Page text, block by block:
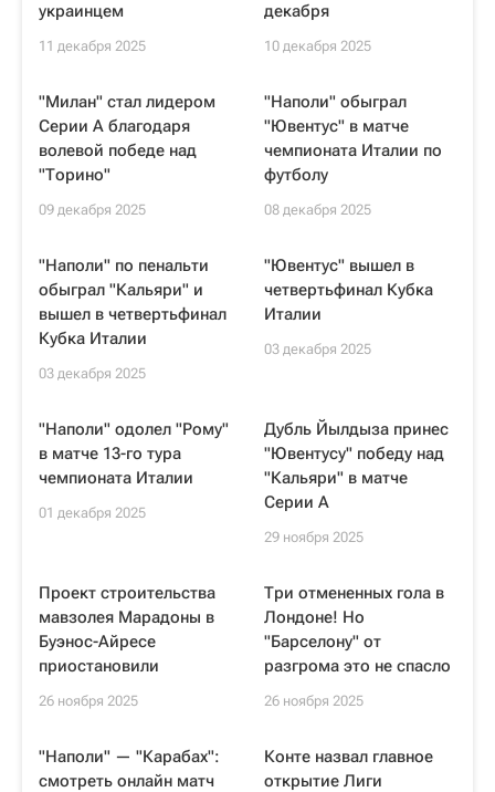
украинцем
11 декабря 2025
декабря
10 декабря 2025
"Милан" стал лидером
Серии А благодаря
волевой победе над
"Торино"
09 декабря 2025
"Наполи" обыграл
"Ювентус" в матче
чемпионата Италии по
футболу
08 декабря 2025
"Наполи" по пенальти
обыграл "Кальяри" и
вышел в четвертьфинал
Кубка Италии
03 декабря 2025
"Ювентус" вышел в
четвертьфинал Кубка
Италии
03 декабря 2025
"Наполи" одолел "Рому"
в матче 13-го тура
чемпионата Италии
01 декабря 2025
Дубль Йылдыза принес
"Ювентусу" победу над
"Кальяри" в матче
Серии А
29 ноября 2025
Проект строительства
мавзолея Марадоны в
Буэнос-Айресе
приостановили
26 ноября 2025
Три отмененных гола в
Лондоне! Но
"Барселону" от
разгрома это не спасло
26 ноября 2025
"Наполи" — "Карабах":
смотреть онлайн матч
Конте назвал главное
открытие Лиги